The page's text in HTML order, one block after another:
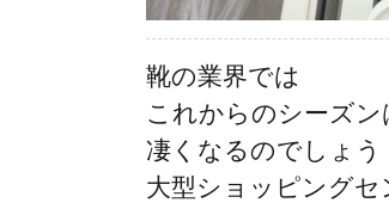
靴の業界では
これからのシーズ
凄くなるのでしょう
大型ショッピングセ